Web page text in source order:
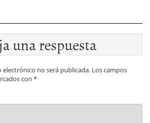
una respuesta
electrónico no será publicada. Los campos
con *